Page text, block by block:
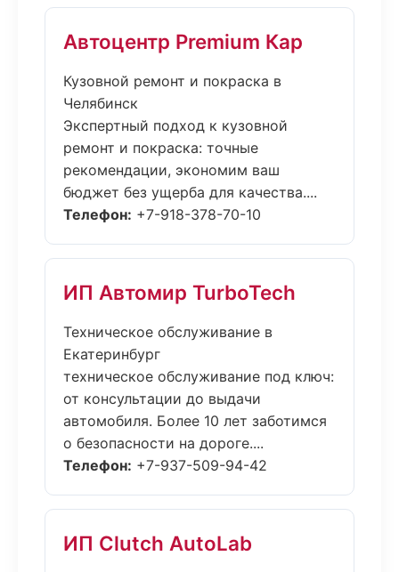
Автоцентр Premium Кар
Кузовной ремонт и покраска в
Челябинск
Экспертный подход к кузовной
ремонт и покраска: точные
рекомендации, экономим ваш
бюджет без ущерба для качества....
Телефон: +7-918-378-70-10
ИП Автомир TurboTech
Техническое обслуживание в
Екатеринбург
техническое обслуживание под ключ:
от консультации до выдачи
автомобиля. Более 10 лет заботимся
о безопасности на дороге....
Телефон: +7-937-509-94-42
ИП Clutch AutoLab